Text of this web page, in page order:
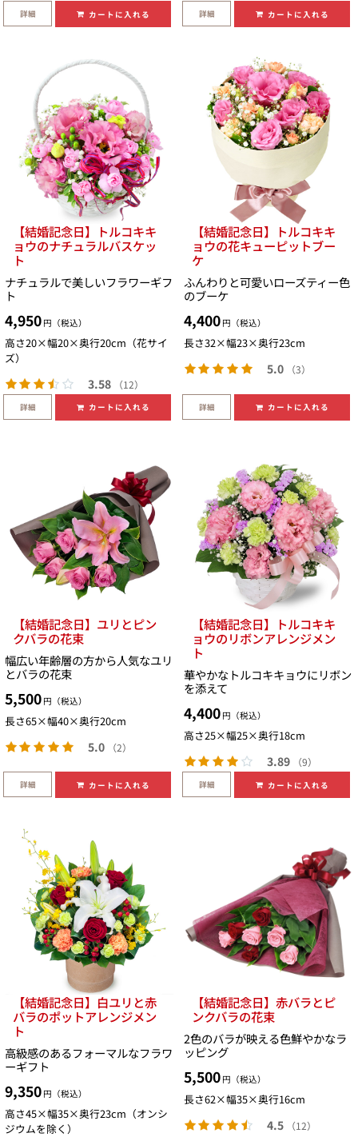
詳細 カートに入れる 詳細 カートに入れる
【結婚記念日】トルコキキ
ョウのナチュラルバスケッ
ト
ナチュラルで美しいフラワーギフ
ト
4,950 円（税込）
高さ20×幅20×奥行20cm（花サイ
ズ）
3.58 （12）
詳細 カートに入れる
【結婚記念日】トルコキキ
ョウの花キューピットブー
ケ
ふんわりと可愛いローズティー色
のブーケ
4,400 円（税込）
長さ32×幅23×奥行23cm
5.0 （3）
詳細 カートに入れる
【結婚記念日】ユリとピン
クバラの花束
幅広い年齢層の方から人気なユリ
とバラの花束
5,500 円（税込）
長さ65×幅40×奥行20cm
5.0 （2）
詳細 カートに入れる
【結婚記念日】トルコキキ
ョウのリボンアレンジメン
ト
華やかなトルコキキョウにリボン
を添えて
4,400 円（税込）
高さ25×幅25×奥行18cm
3.89 （9）
詳細 カートに入れる
【結婚記念日】白ユリと赤
バラのポットアレンジメン
ト
高級感のあるフォーマルなフラワ
ーギフト
9,350 円（税込）
高さ45×幅35×奥行23cm（オンシ
ジウムを除く）
【結婚記念日】赤バラとピ
ンクバラの花束
2色のバラが映える色鮮やかなラ
ッピング
5,500 円（税込）
長さ62×幅35×奥行16cm
4.5 （12）